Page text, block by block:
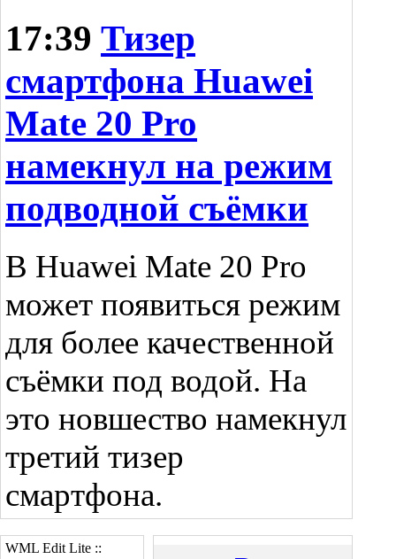
17:39 Тизер
смартфона Huawei
Mate 20 Pro
намекнул на режим
подводной съёмки
В Huawei Mate 20 Pro
может появиться режим
для более качественной
съёмки под водой. На
это новшество намекнул
третий тизер
смартфона.
WML Edit Lite ::